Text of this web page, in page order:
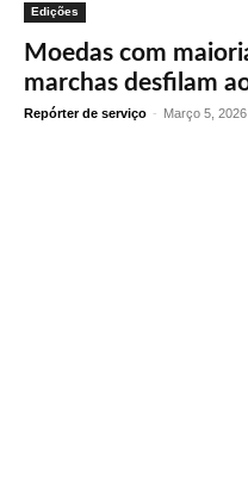
Edições
Moedas com
marchas desfilam
Repórter de serviço - Março 5, 2026